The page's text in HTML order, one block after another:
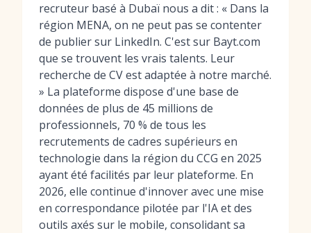
recruteur basé à Dubaï nous a dit : « Dans la
région MENA, on ne peut pas se contenter
de publier sur LinkedIn. C'est sur Bayt.com
que se trouvent les vrais talents. Leur
recherche de CV est adaptée à notre marché.
» La plateforme dispose d'une base de
données de plus de 45 millions de
professionnels, 70 % de tous les
recrutements de cadres supérieurs en
technologie dans la région du CCG en 2025
ayant été facilités par leur plateforme. En
2026, elle continue d'innover avec une mise
en correspondance pilotée par l'IA et des
outils axés sur le mobile, consolidant sa